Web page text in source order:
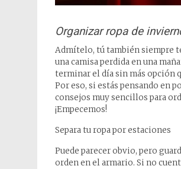
Organizar ropa de
Admítelo, tú también siempre
una camisa perdida en una
terminar el día sin más opción
Por eso, si estás pensando en
consejos muy sencillos para
¡Empecemos!
Separa tu ropa por estaciones
Puede parecer obvio, pero
orden en el armario. Si no